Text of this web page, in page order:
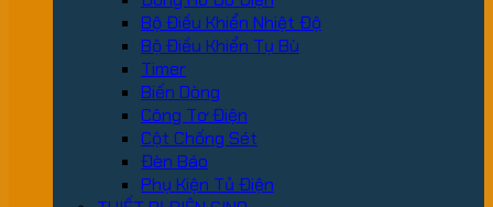
Bộ Điều Khiển Nhiệt Độ
Bộ Điều Khiển Tụ Bù
Timer
Biến Dòng
Công Tơ Điện
Cột Chống Sét
Đèn Báo
Phụ Kiện Tủ Điện